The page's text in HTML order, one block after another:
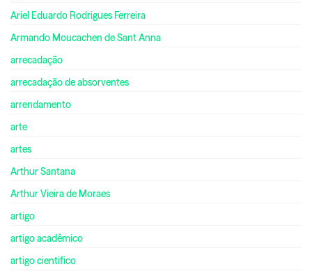
Ariel Eduardo Rodrigues Ferreira
Armando Moucachen de Sant Anna
arrecadação
arrecadação de absorventes
arrendamento
arte
artes
Arthur Santana
Arthur Vieira de Moraes
artigo
artigo acadêmico
artigo cientifico